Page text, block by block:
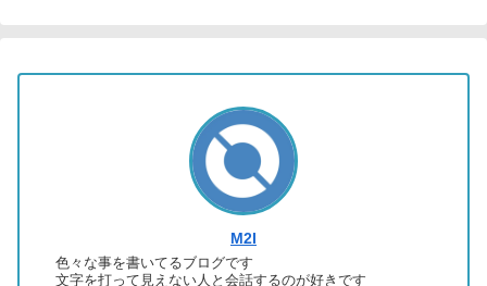
M2I
色々な事を書いてるブログです
文字を打って見えない人と会話するのが好きです